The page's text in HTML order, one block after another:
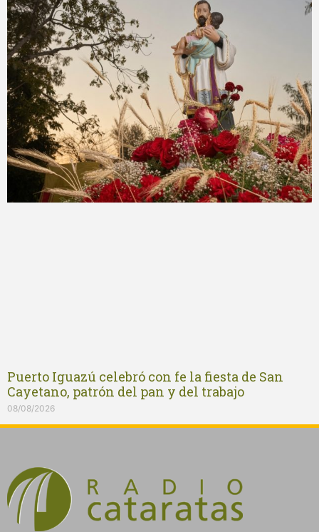
Puerto Iguazú celebró con fe la fiesta de San
Cayetano, patrón del pan y del trabajo
08/08/2026